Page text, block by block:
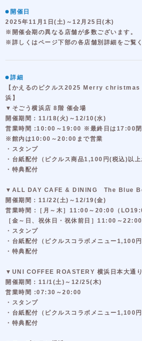
開催日
2025年11月1日(土)～12月25日(木)
※開催会期の異なる店舗が多数ございます。
※詳しくはページ下部の各店舗別詳細をご覧く
詳細
【かえるのピクルス2025 Merry christmas
浜】
▼そごう横浜店 8階 催会場
開催期間：11/18(火)～12/10(水)
営業時間 :10:00～19:00 ※最終日は17:00閉
※館内は10:00～20:00まで営業
・スタンプ
・台紙配付（ピクルス商品1,100円(税込)以上
・特典配付
▼ALL DAY CAFE & DINING The Blue
開催期間：11/22(土)～12/19(金)
営業時間 :［月～木］11:00～20:00（
［金～日、祝休日・祝休前日］11:00～
・スタンプ
・台紙配付（ピクルスコラボメニュー1,100
・特典配付
▼UNI COFFEE ROASTERY 横浜日本大通り
開催期間：11/1(土)～12/25(木)
営業時間 :07:30～20:00
・スタンプ
・台紙配付（ピクルスコラボメニュー1,100
・特典配付